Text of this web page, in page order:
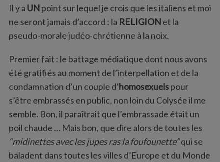
Il y a UNpoint sur lequel je crois que les italiens et moi
ne seront jamais d’accord : la RELIGIONet la
pseudo-morale judéo-chrétienne à la noix.
Premier fait : le battage médiatique dont nous avons
été gratifiés au moment de l’interpellation et de la
condamnation d’un couple d’homosexuelspour
s’être embrassés en public, non loin du Colysée il me
semble. Bon, il paraîtrait que l’embrassade était un
poil chaude … Mais bon, que dire alors de toutes les
“midinettes avec les jupes ras la foufounette”qui se
baladent dans toutes les villes d’Europe et du Monde